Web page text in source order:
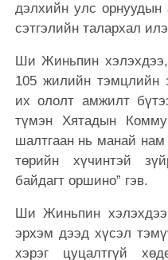
дэлхийн улс
сэтгэлийн талархал
Ши Жиньпин
105 жилийн тэмцлийн
их ололт амжилт
түмэн Хятадын
шалтгаан нь манай
төрийн хүчинтэй
байдагт оршино” гэв.
Ши Жиньпин
эрхэм дээд хүсэл
хэрэг цуцалтгүй